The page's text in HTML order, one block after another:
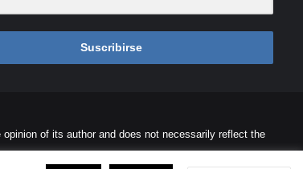
Suscribirse
of its author and does not necessarily reflect the